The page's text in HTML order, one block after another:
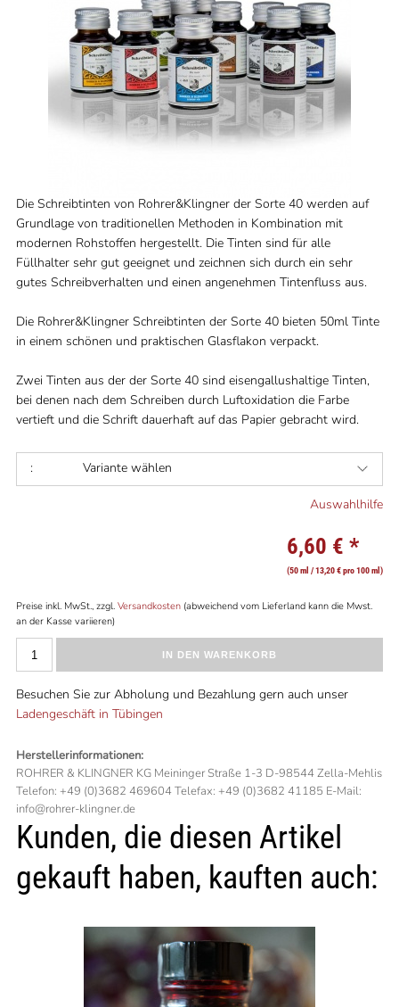
Die Schreibtinten von Rohrer&Klingner der Sorte 40 werden auf
Grundlage von traditionellen Methoden in Kombination mit
modernen Rohstoffen hergestellt. Die Tinten sind für alle
Füllhalter sehr gut geeignet und zeichnen sich durch ein sehr
gutes Schreibverhalten und einen angenehmen Tintenfluss aus.
Die Rohrer&Klingner Schreibtinten der Sorte 40 bieten 50ml Tinte
in einem schönen und praktischen Glasflakon verpackt.
Zwei Tinten aus der der Sorte 40 sind eisengallushaltige Tinten,
bei denen nach dem Schreiben durch Luftoxidation die Farbe
vertieft und die Schrift dauerhaft auf das Papier gebracht wird.
: Variante wählen
Auswahlhilfe
6,60 € *
(50 ml / 13,20 € pro 100 ml)
Preise inkl. MwSt., zzgl. Versandkosten(abweichend vom Lieferland kann die Mwst.
an der Kasse variieren)
IN DEN WARENKORB
Besuchen Sie zur Abholung und Bezahlung gern auch unser
Ladengeschäft in Tübingen
Herstellerinformationen:
ROHRER & KLINGNER KG Meininger Straße 1-3 D-98544 Zella-Mehlis
Telefon: +49 (0)3682 469604 Telefax: +49 (0)3682 41185 E-Mail:
info@rohrer-klingner.de
Kunden, die diesen Artikel
gekauft haben, kauften auch: